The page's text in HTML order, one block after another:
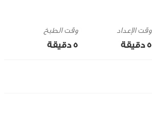
وقت الإعداد
5 ‎دقيقة
وقت الطبخ
5 ‎دقيقة